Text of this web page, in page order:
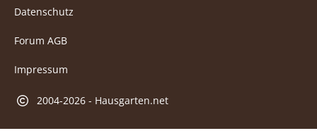
Datenschutz
Forum AGB
Impressum
2004-2026 - Hausgarten.net